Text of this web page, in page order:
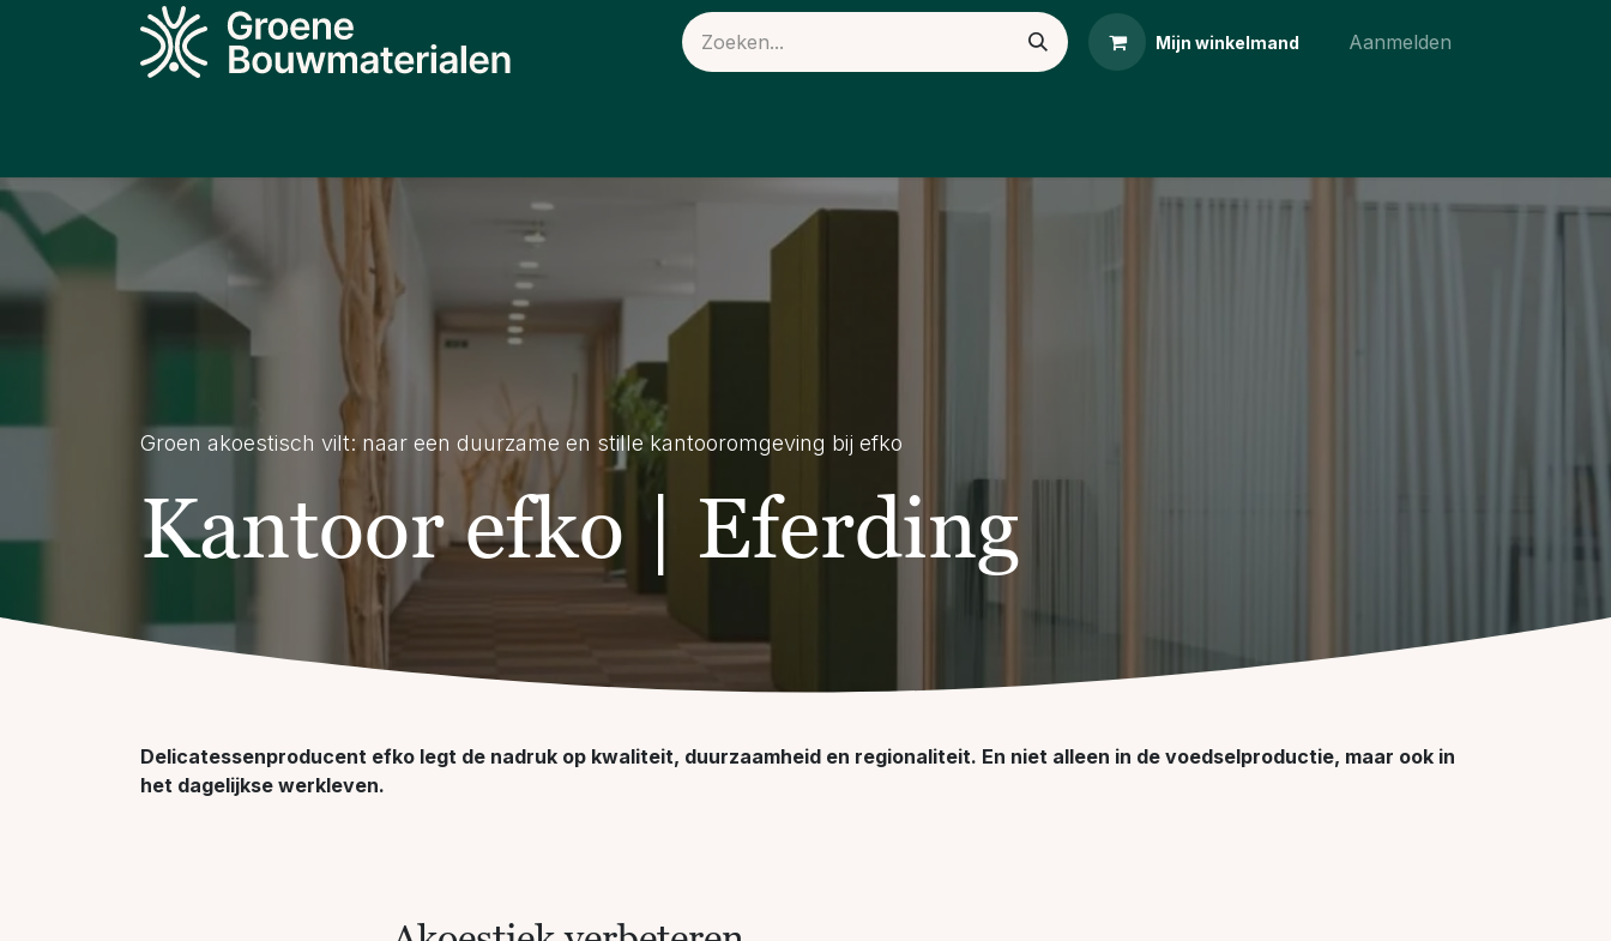
Overslaan naar inhoud
Mijn winkelmand Aanmelden
Groen akoestisch vilt: naar een duurzame en stille kantooromgeving bij efko
Kantoor efko | Eferding
Delicatessenproducent efko legt de nadruk op kwaliteit, duurzaamheid en regionaliteit. En niet alleen in de voedselproductie, maar ook in
het dagelijkse werkleven.